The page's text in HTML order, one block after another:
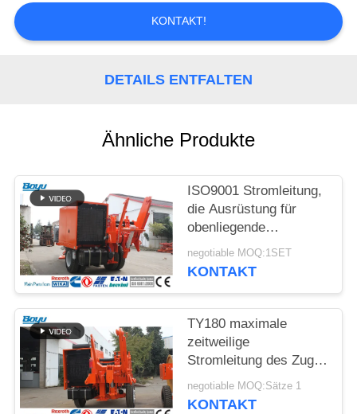
FORDERN
PRIVACY
POLICY
KONTAKT!
DETAILS ENTFALTEN
Ähnliche Produkte
ISO9001 Stromleitung,
die Ausrüstung für
obenliegende
aufreihende Nut Nr. 10
aufreiht
negotiable MOQ:1SET
KONTAKT
TY180 maximale
zeitweilige
Stromleitung des Zug-
190kN, die Ausrüstung
aufreiht
negotiable MOQ:Sätze 1
KONTAKT